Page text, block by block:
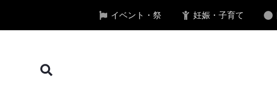
イベント・祭 妊娠・子育て
検